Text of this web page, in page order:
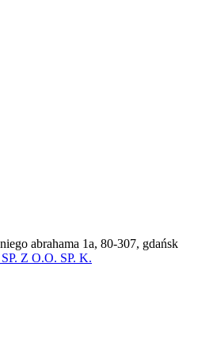
abrahama 1a, 80-307, gdańsk
Z O.O. SP. K.